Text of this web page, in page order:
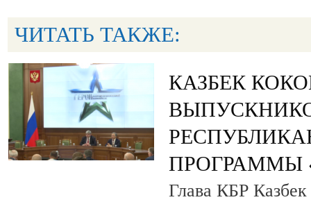
ЧИТАТЬ ТАКЖЕ:
КАЗБЕК
ПРОГРАММЫ
Глава КБР Казбек